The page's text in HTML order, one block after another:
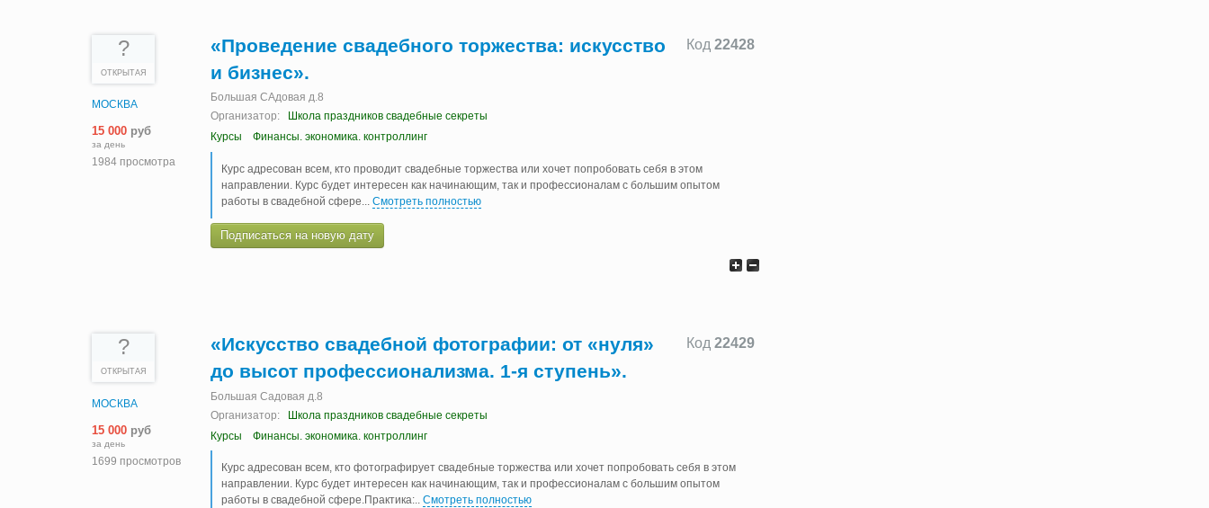
?
ОТКРЫТАЯ
МОСКВА
15 000 руб
за день
1984 просмотра
Код 22428
«Проведение свадебного торжества: искусство
и бизнес».
Большая САдовая д.8
Организатор:
Школа праздников свадебные секреты
Курсы
Финансы. экономика. контроллинг
Курс адресован всем, кто проводит свадебные торжества или хочет попробовать себя в этом
направлении. Курс будет интересен как начинающим, так и профессионалам с большим опытом
работы в свадебной сфере.
Смотреть полностью
Подписаться на новую дату
?
ОТКРЫТАЯ
МОСКВА
15 000 руб
за день
1699 просмотров
Код 22429
«Искусство свадебной фотографии: от «нуля»
до высот профессионализма. 1-я ступень».
Большая Садовая д.8
Организатор:
Школа праздников свадебные секреты
Курсы
Финансы. экономика. контроллинг
Курс адресован всем, кто фотографирует свадебные торжества или хочет попробовать себя в этом
направлении. Курс будет интересен как начинающим, так и профессионалам с большим опытом
работы в свадебной сфере.Практика:.. Смотреть полностью